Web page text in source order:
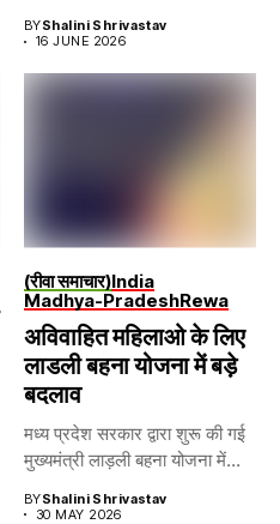
BYShalini Shrivastav
16 JUNE 2026
(रीवा समाचार)India
Madhya-PradeshRewa
अविवाहित महिलाओ के लिए
लाडली बहना योजना में बड़े
बदलाव
मध्य प्रदेश सरकार द्वारा शुरू की गई
मुख्यमंत्री लाड़ली बहना योजना में...
BYShalini Shrivastav
30 MAY 2026